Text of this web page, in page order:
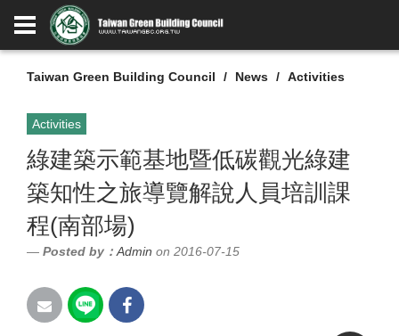
Taiwan Green Building Council News Activities
Activities
綠建築示範基地暨低碳觀光綠建
築知性之旅導覽解說人員培訓課
程(南部場)
Posted by： Admin on 2016-07-15